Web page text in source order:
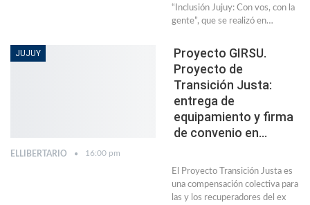
“Inclusión Jujuy: Con vos, con la
gente”, que se realizó en…
JUJUY
Proyecto GIRSU.
Proyecto de
Transición Justa:
entrega de
equipamiento y firma
de convenio en…
ELLIBERTARIO 16:00 pm
El Proyecto Transición Justa es
una compensación colectiva para
las y los recuperadores del ex